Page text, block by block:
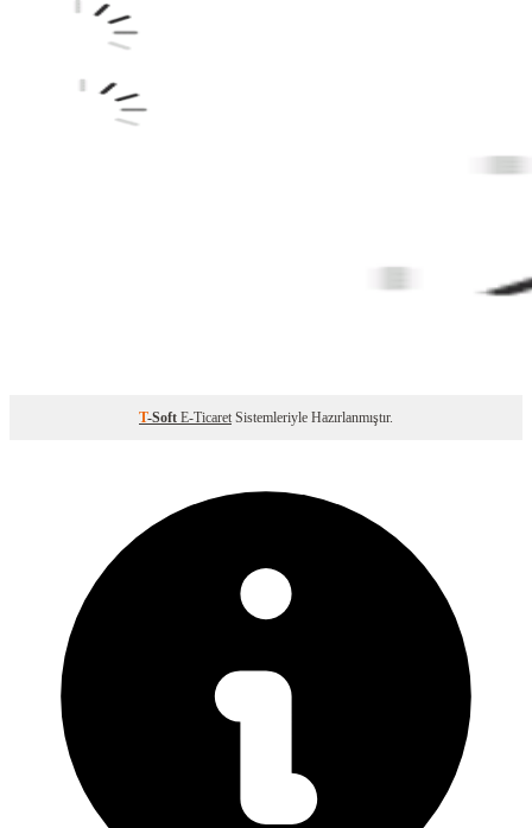
T-Soft E-Ticaret Sistemleriyle Hazırlanmıştır.